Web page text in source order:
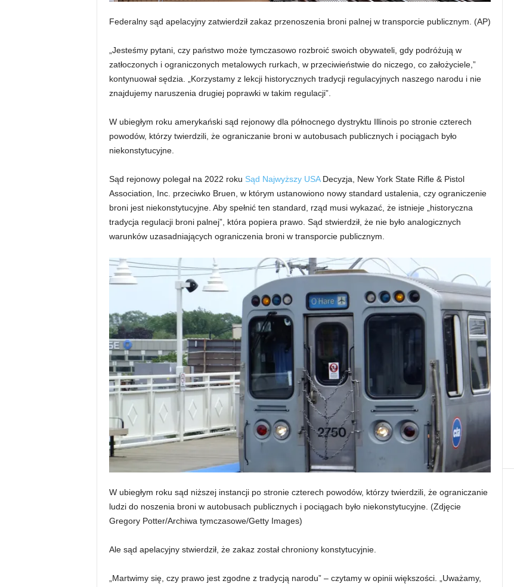
Federalny sąd apelacyjny zatwierdził zakaz przenoszenia broni palnej w transporcie publicznym. (AP)
„Jesteśmy pytani, czy państwo może tymczasowo rozbroić swoich obywateli, gdy podróżują w
zatłoczonych i ograniczonych metalowych rurkach, w przeciwieństwie do niczego, co założyciele,”
kontynuował sędzia. „Korzystamy z lekcji historycznych tradycji regulacyjnych naszego narodu i nie
znajdujemy naruszenia drugiej poprawki w takim regulacji”.
W ubiegłym roku amerykański sąd rejonowy dla północnego dystryktu Illinois po stronie czterech
powodów, którzy twierdzili, że ograniczanie broni w autobusach publicznych i pociągach było
niekonstytucyjne.
Sąd rejonowy polegał na 2022 roku Sąd Najwyższy USADecyzja, New York State Rifle & Pistol
Association, Inc. przeciwko Bruen, w którym ustanowiono nowy standard ustalenia, czy ograniczenie
broni jest niekonstytucyjne. Aby spełnić ten standard, rząd musi wykazać, że istnieje „historyczna
tradycja regulacji broni palnej”, która popiera prawo. Sąd stwierdził, że nie było analogicznych
warunków uzasadniających ograniczenia broni w transporcie publicznym.
W ubiegłym roku sąd niższej instancji po stronie czterech powodów, którzy twierdzili, że ograniczanie
ludzi do noszenia broni w autobusach publicznych i pociągach było niekonstytucyjne. (Zdjęcie
Gregory Potter/Archiwa tymczasowe/Getty Images)
Ale sąd apelacyjny stwierdził, że zakaz został chroniony konstytucyjnie.
„Martwimy się, czy prawo jest zgodne z tradycją narodu” – czytamy w opinii większości. „Uważamy,